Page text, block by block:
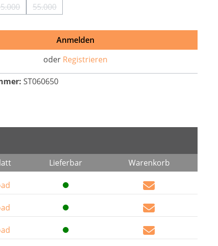
ist zurzeit nicht verfügbar.)
(Diese Option ist zurzeit nicht verfügbar.)
55.000(Diese Option ist zurzeit nicht verfügbar.)
Anmelden
oder Registrieren
ST060650
Lieferbar Warenkorb